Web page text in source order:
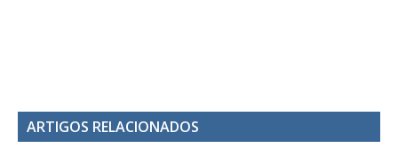
ARTIGOS RELACIONADOS